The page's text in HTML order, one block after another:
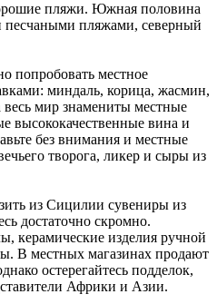
пляжи. Южная половина
песчаными пляжами, северный
попробовать местное
миндаль, корица, жасмин,
мир знамениты местные
высококачественные вина и
без внимания и местные
творога, ликер и сыры из
из Сицилии сувениры из
достаточно скромно.
керамические изделия ручной
В местных магазинах продают
остерегайтесь подделок,
Африки и Азии.